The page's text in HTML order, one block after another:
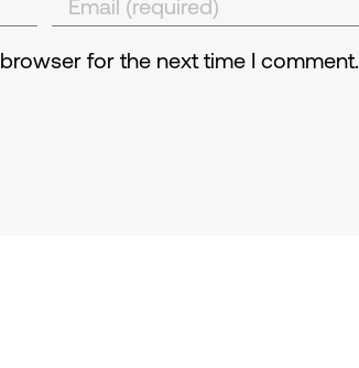
for the next time I comment.